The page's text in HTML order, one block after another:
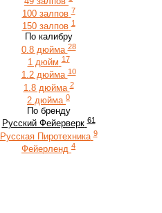
100 залпов 7
150 залпов 1
По калибру
0.8 дюйма 28
1 дюйм 17
1.2 дюйма 10
1.8 дюйма 2
2 дюйма 0
По бренду
Русский Фейерверк 61
Русская Пиротехника 9
Фейерленд 4